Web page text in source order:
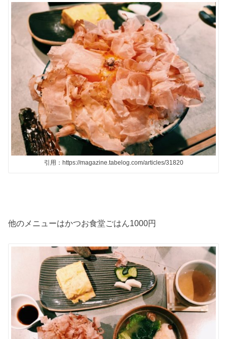
引用：https://magazine.tabelog.com/articles/31820
他のメニューはかつお食堂ごはん1000円